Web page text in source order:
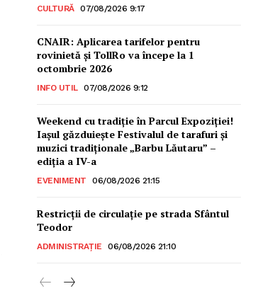
CULTURĂ 07/08/2026 9:17
CNAIR: Aplicarea tarifelor pentru
rovinietă și TollRo va începe la 1
octombrie 2026
INFO UTIL 07/08/2026 9:12
Weekend cu tradiție în Parcul Expoziției!
Iașul găzduiește Festivalul de tarafuri și
muzici tradiționale „Barbu Lăutaru” –
ediția a IV-a
EVENIMENT 06/08/2026 21:15
Restricții de circulație pe strada Sfântul
Teodor
ADMINISTRAȚIE 06/08/2026 21:10